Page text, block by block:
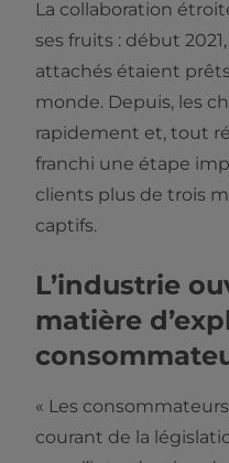
La collaboration
ses fruits : début
attachés étaient
monde. Depuis, les
rapidement et, tout
franchi une étape
clients plus de trois
captifs.
L’industrie
matière
« Les
courant de la